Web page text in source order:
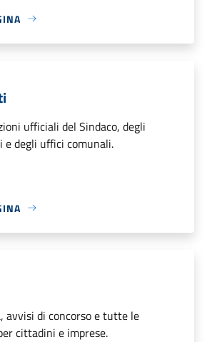
ufficiali del Sindaco, degli
e degli uffici comunali.
avvisi di concorso e tutte le
cittadini e imprese.